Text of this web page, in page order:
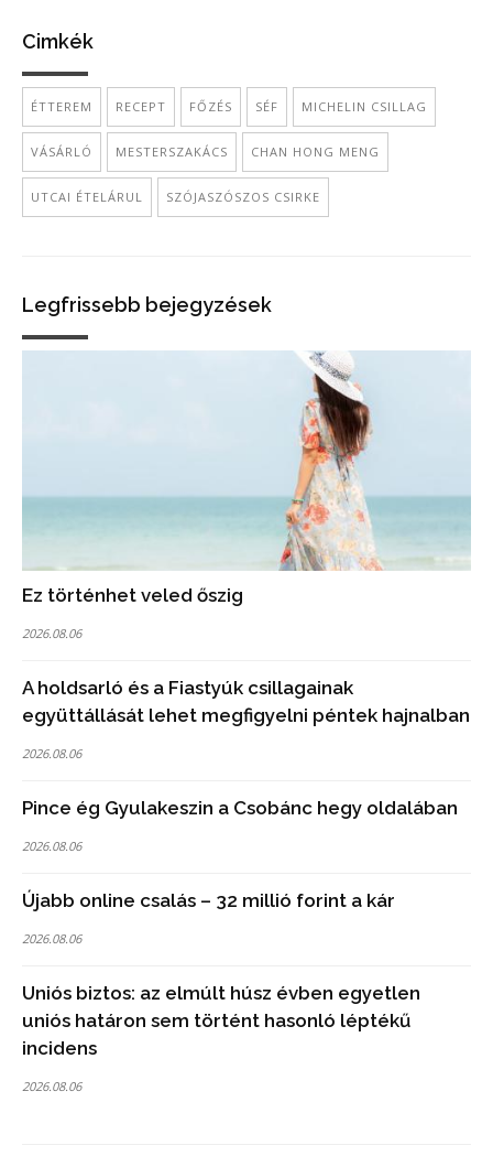
Cimkék
ÉTTEREM RECEPT FŐZÉS SÉF MICHELIN CSILLAG
VÁSÁRLÓ MESTERSZAKÁCS CHAN HONG MENG
UTCAI ÉTELÁRUL SZÓJASZÓSZOS CSIRKE
Legfrissebb bejegyzések
Ez történhet veled őszig
2026.08.06
A holdsarló és a Fiastyúk csillagainak
együttállását lehet megfigyelni péntek hajnalban
2026.08.06
Pince ég Gyulakeszin a Csobánc hegy oldalában
2026.08.06
Újabb online csalás – 32 millió forint a kár
2026.08.06
Uniós biztos: az elmúlt húsz évben egyetlen
uniós határon sem történt hasonló léptékű
incidens
2026.08.06